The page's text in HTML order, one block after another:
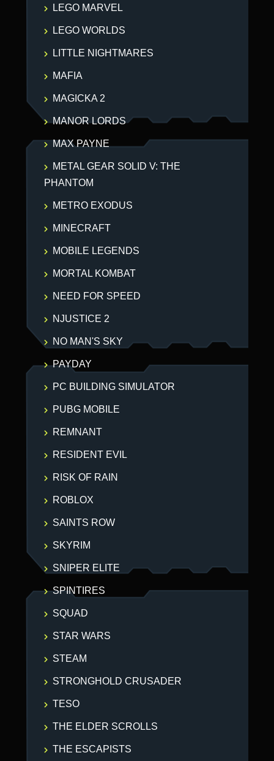
LEGO MARVEL
LEGO WORLDS
LITTLE NIGHTMARES
MAFIA
MAGICKA 2
MANOR LORDS
MAX PAYNE
METAL GEAR SOLID V: THE
PHANTOM
METRO EXODUS
MINECRAFT
MOBILE LEGENDS
MORTAL KOMBAT
NEED FOR SPEED
NJUSTICE 2
NO MAN'S SKY
PAYDAY
PC BUILDING SIMULATOR
PUBG MOBILE
REMNANT
RESIDENT EVIL
RISK OF RAIN
ROBLOX
SAINTS ROW
SKYRIM
SNIPER ELITE
SPINTIRES
SQUAD
STAR WARS
STEAM
STRONGHOLD CRUSADER
TESO
THE ELDER SCROLLS
THE ESCAPISTS